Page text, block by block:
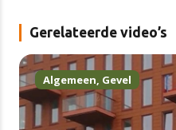
Gerelateerde video’s
Algemeen, Gevel